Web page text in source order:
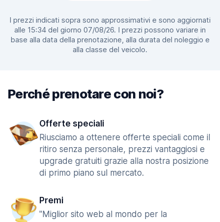
I prezzi indicati sopra sono approssimativi e sono aggiornati
alle 15:34 del giorno 07/08/26. I prezzi possono variare in
base alla data della prenotazione, alla durata del noleggio e
alla classe del veicolo.
Perché prenotare con noi?
Offerte speciali
Riusciamo a ottenere offerte speciali come il
ritiro senza personale, prezzi vantaggiosi e
upgrade gratuiti grazie alla nostra posizione
di primo piano sul mercato.
Premi
"Miglior sito web al mondo per la